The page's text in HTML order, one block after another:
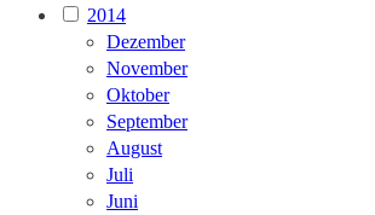
2014
Dezember
November
Oktober
September
August
Juli
Juni